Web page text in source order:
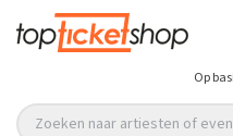
Op
Zoeken naar artiesten of